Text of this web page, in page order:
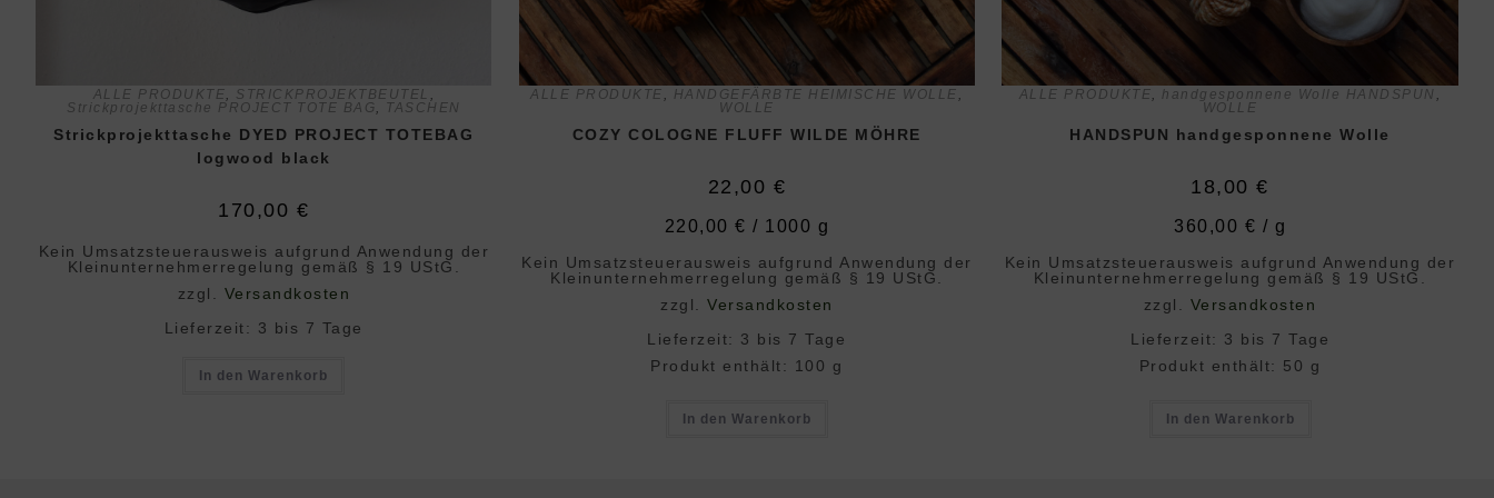
ALLE PRODUKTE, STRICKPROJEKTBEUTEL ,
Strickprojekttasche PROJECT TOTE BAG , TASCHEN
Strickprojekttasche DYED PROJECT TOTEBAG
logwood black
170,00 €
Kein Umsatzsteuerausweis aufgrund Anwendung der
Klein­unternehmer­regelung gemäß § 19 UStG.
zzgl. Versandkosten
Lieferzeit: 3 bis 7 Tage
In den Warenkorb
ALLE PRODUKTE , HANDGEFÄRBTE HEIMISCHE WOLLE ,
WOLLE
COZY COLOGNE FLUFF WILDE MÖHRE
22,00 €
220,00€ / 1000 g
Kein Umsatzsteuerausweis aufgrund Anwendung der
Klein­unternehmer­regelung gemäß § 19 UStG.
zzgl.Versandkosten
Lieferzeit: 3 bis 7 Tage
Produkt enthält: 100 g
In den Warenkorb
ALLE PRODUKTE, handgesponnene Wolle HANDSPUN ,
WOLLE
HANDSPUN handgesponnene Wolle
18,00€
360,00 € / g
Kein Umsatzsteuerausweis aufgrund Anwendung der
Klein­unternehmer­regelung gemäß § 19 UStG.
zzgl. Versandkosten
Lieferzeit: 3 bis 7 Tage
Produkt enthält: 50 g
In den Warenkorb